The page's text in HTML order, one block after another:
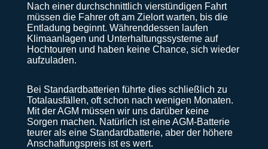
Nach einer durchschnittlich vierstündigen Fahrt
müssen die Fahrer oft am Zielort warten, bis die
Entladung beginnt. Währenddessen laufen
Klimaanlagen und Unterhaltungssysteme auf
Hochtouren und haben keine Chance, sich wieder
aufzuladen.
Bei Standardbatterien führte dies schließlich zu
Totalausfällen, oft schon nach wenigen Monaten.
Mit der AGM müssen wir uns darüber keine
Sorgen machen. Natürlich ist eine AGM-Batterie
teurer als eine Standardbatterie, aber der höhere
Anschaffungspreis ist es wert.